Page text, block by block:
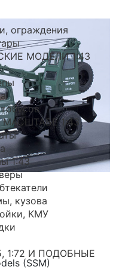
ограждения
МОДЕЛИ 1:43
1:43
1:43
кузова
КМУ
1:72 И ПОДОБНЫЕ
(SSM)